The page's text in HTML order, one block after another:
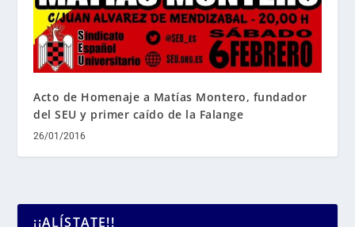
Acto de Homenaje a Matías Montero, fundador
del SEU y primer caído de la Falange
26/01/2016
¡¡ALÍSTATE!!